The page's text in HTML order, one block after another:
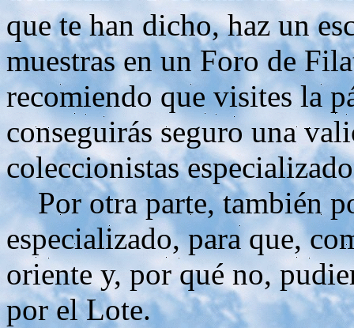
que te han dicho, haz un
muestras en un Foro de
recomiendo que visites la
conseguirás seguro una
coleccionistas
Por otra parte, también
especializado, para que,
oriente y, por qué no,
por el Lote.